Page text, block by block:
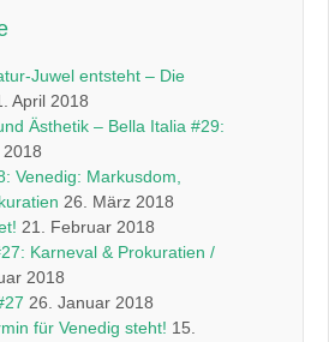
Juwel entsteht – Die
April 2018
Ästhetik – Bella Italia #29:
Venedig: Markusdom,
26. März 2018
21. Februar 2018
Karneval & Prokuratien /
2018
26. Januar 2018
für Venedig steht! 15.